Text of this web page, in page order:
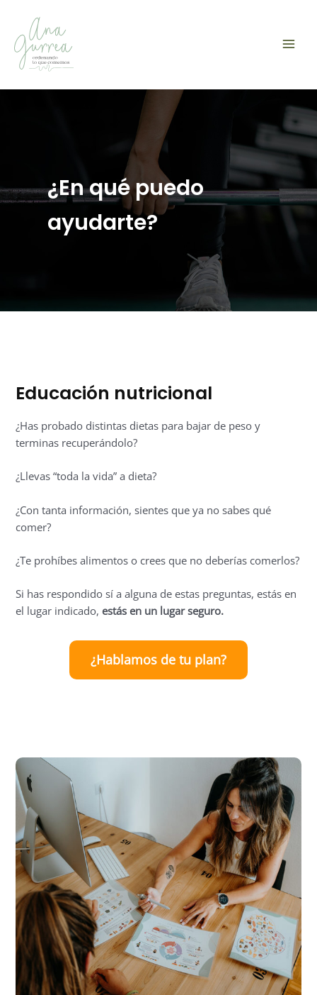
contenido
¿En qué puedo
ayudarte?
Educación nutricional
¿Has probado distintas dietas para bajar de peso y
terminas recuperándolo?
¿Llevas “toda la vida” a dieta?
¿Con tanta información, sientes que ya no sabes qué
comer?
¿Te prohíbes alimentos o crees que no deberías comerlos?
Si has respondido sí a alguna de estas preguntas, estás en
el lugar indicado,estás en un lugar seguro.
¿Hablamos de tu plan?